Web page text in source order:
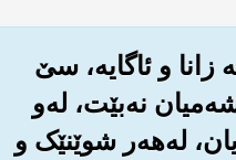
و ئاگایه‌، سێ
نه‌بێت، له‌و
له‌هه‌ر شوێنێک و